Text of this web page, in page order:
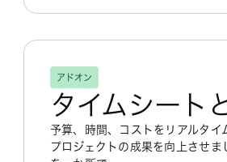
アドオン
タイムシート
予算、時間、コストをリアルタイ
プロジェクトの成果を向上させ